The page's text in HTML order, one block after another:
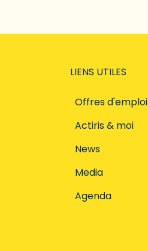
LIENS UTILES
Offres d'emploi
Actiris & moi
News
Media
Agenda